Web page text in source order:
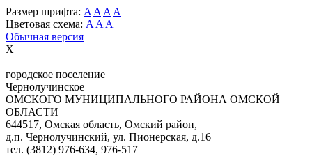
Размер шрифта: A A A A
Цветовая схема: A A A
Обычная версия
X
городское поселение
Чернолучинское
ОМСКОГО МУНИЦИПАЛЬНОГО РАЙОНА ОМСКОЙ
ОБЛАСТИ
644517, Омская область, Омский район,
д.п. Чернолучинский, ул. Пионерская, д.16
тел. (3812) 976-634, 976-517